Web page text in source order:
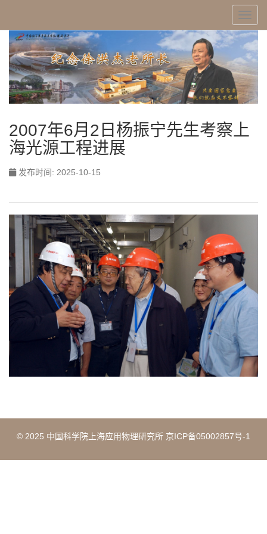
2007年6月2日杨振宁先生考察上
海光源工程进展
发布时间: 2025-10-15
© 2025 中国科学院上海应用物理研究所 京ICP备05002857号-1